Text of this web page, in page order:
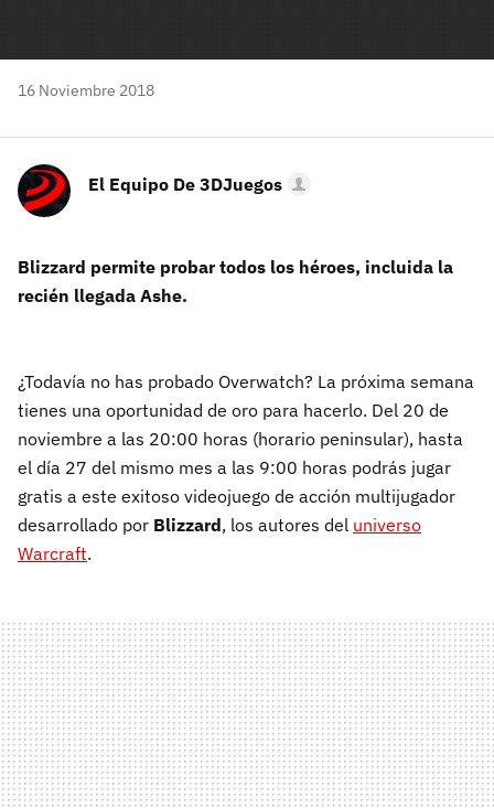
16 Noviembre 2018
El Equipo De 3DJuegos
Blizzard permite probar todos los héroes, incluida la
recién llegada Ashe.
¿Todavía no has probado Overwatch? La próxima semana
tienes una oportunidad de oro para hacerlo. Del 20 de
noviembre a las 20:00 horas (horario peninsular), hasta
el día 27 del mismo mes a las 9:00 horas podrás jugar
gratis a este exitoso videojuego de acción multijugador
desarrollado por Blizzard, los autores del universo
Warcraft.